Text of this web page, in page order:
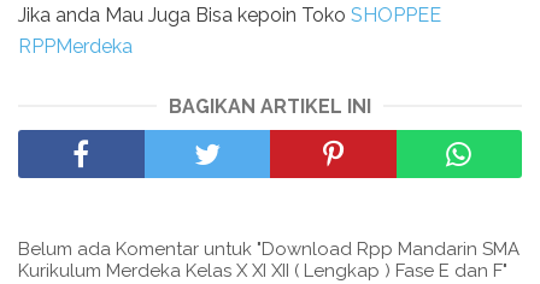
Jika anda Mau Juga Bisa kepoin Toko SHOPPEE
RPPMerdeka
BAGIKAN ARTIKEL INI
Belum ada Komentar untuk "Download Rpp Mandarin SMA
Kurikulum Merdeka Kelas X XI XII ( Lengkap ) Fase E dan F"